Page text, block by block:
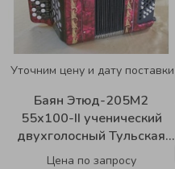
Уточним цену и дату поставки
Баян Этюд-205М2
55х100-II ученический
двухголосный Тульская
гармонь BN-40
Цена по запросу